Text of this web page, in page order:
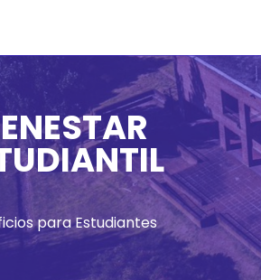
para Estudiantes